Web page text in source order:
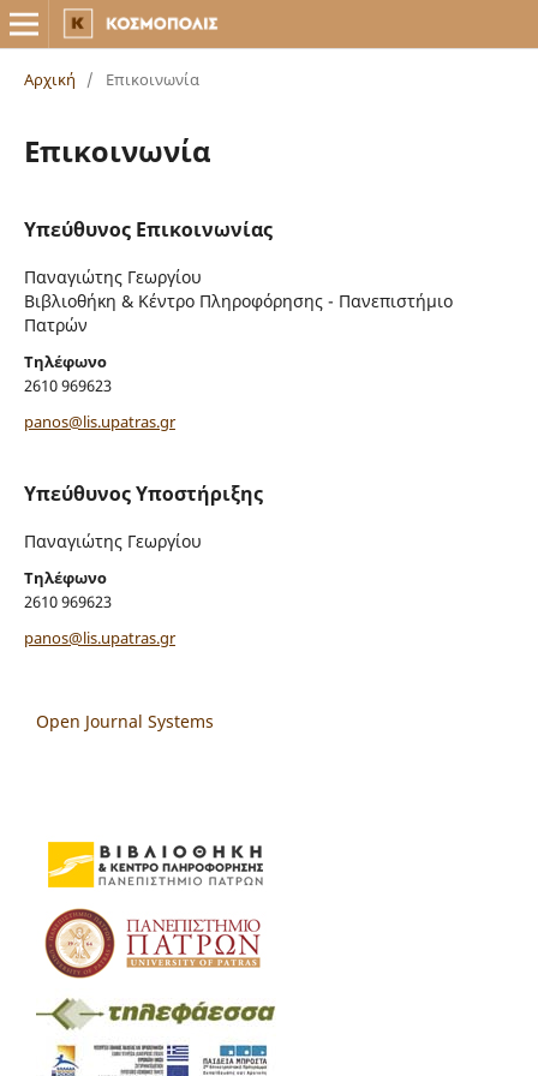
Αρχική / Επικοινωνία
Επικοινωνία
Υπεύθυνος Επικοινωνίας
Παναγιώτης Γεωργίου
Βιβλιοθήκη & Κέντρο Πληροφόρησης - Πανεπιστήμιο
Πατρών
Τηλέφωνο
2610 969623
panos@lis.upatras.gr
Υπεύθυνος Υποστήριξης
Παναγιώτης Γεωργίου
Τηλέφωνο
2610 969623
panos@lis.upatras.gr
Open Journal Systems